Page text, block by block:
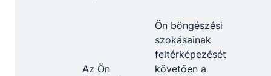
Az Ön
Ön böngészési
szokásainak
feltérképezését
követően a